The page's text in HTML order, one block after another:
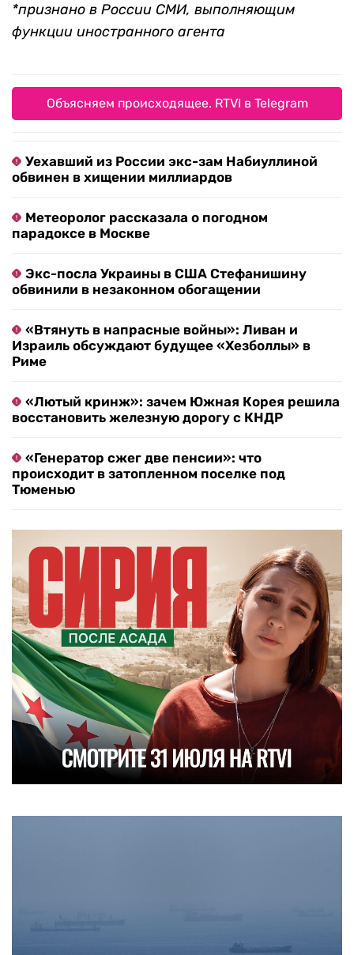
*признано в России СМИ, выполняющим
функции иностранного агента
Объясняем происходящее. RTVI в Telegram
Уехавший из России экс-зам Набиуллиной
обвинен в хищении миллиардов
Метеоролог рассказала о погодном
парадоксе в Москве
Экс-посла Украины в США Стефанишину
обвинили в незаконном обогащении
«Втянуть в напрасные войны»: Ливан и
Израиль обсуждают будущее «Хезболлы» в
Риме
«Лютый кринж»: зачем Южная Корея решила
восстановить железную дорогу с КНДР
«Генератор сжег две пенсии»: что
происходит в затопленном поселке под
Тюменью